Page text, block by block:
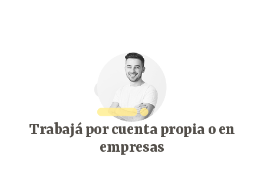
Trabajá por cuenta propia o en
empresas